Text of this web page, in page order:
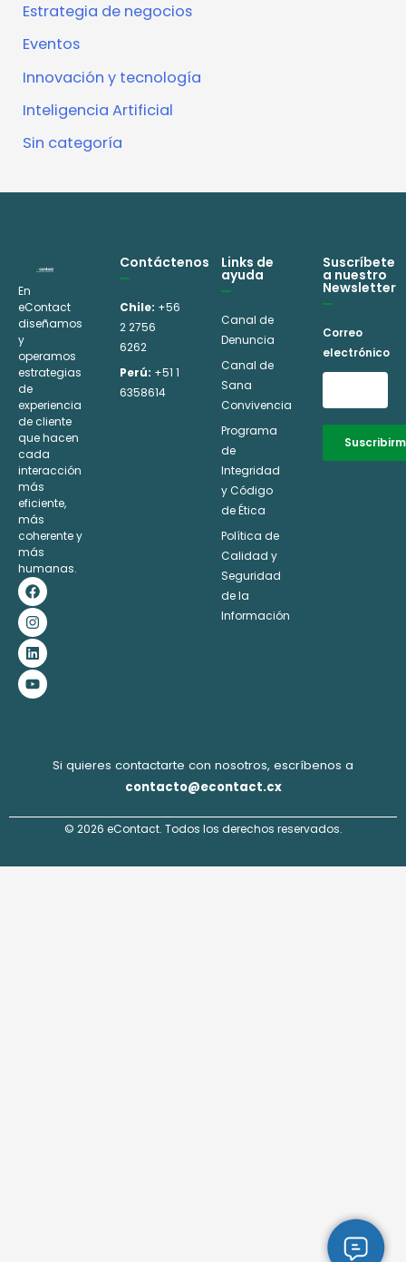
Estrategia de negocios
Eventos
Innovación y tecnología
Inteligencia Artificial
Sin categoría
En
eContact
diseñamos
y
operamos
estrategias
de
experiencia
de cliente
que hacen
cada
interacción
más
eficiente,
más
coherente y
más
humanas.
F
a
c
e
b
o
o
k
I
n
s
t
a
g
r
a
m
L
i
n
k
e
d
i
n
Y
o
u
t
u
b
e
Contáctenos
Chile: +56
2 2756
6262
Perú: +51 1
6358614
Links de
ayuda
Canal de
Denuncia
Canal de
Sana
Convivencia
Programa
de
Integridad
y Código
de Ética
Política de
Calidad y
Seguridad
de la
Información
Suscríbete
a nuestro
Newsletter
Correo
electrónico
Si quieres contactarte con nosotros, escríbenos a
contacto@econtact.cx
© 2026 eContact. Todos los derechos reservados.